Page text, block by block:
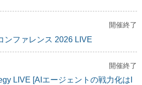
開催終了
ンファレンス 2026 LIVE
開催終了
LIVE [AIエージェントの戦力化はI